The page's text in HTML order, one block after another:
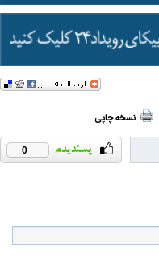
نسخه چاپی
0